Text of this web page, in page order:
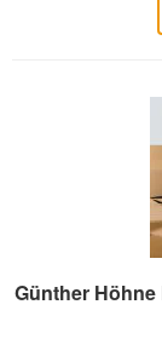
Günther Höhne